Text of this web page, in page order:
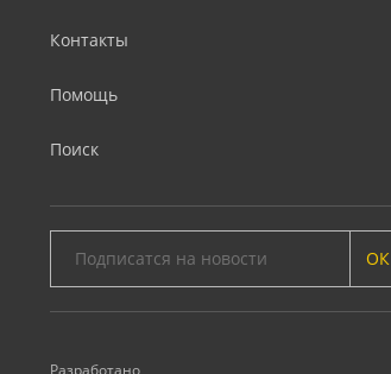
Контакты
Помощь
Поиск
ОК
Разработано